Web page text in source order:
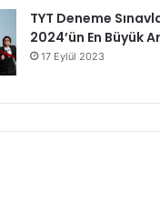
TYT Deneme
2024’ün En Büyük
17 Eylül 2023